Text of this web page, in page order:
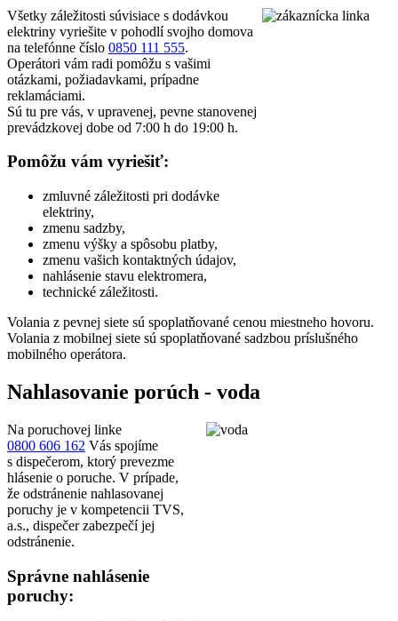
Všetky záležitosti súvisiace s dodávkou
elektriny vyriešite v pohodlí svojho domova
na telefónne číslo 0850 111 555.
Operátori vám radi pomôžu s vašimi
otázkami, požiadavkami, prípadne
reklamáciami.
Sú tu pre vás, v upravenej, pevne stanovenej
prevádzkovej dobe od 7:00 h do 19:00 h.
Pomôžu vám vyriešiť:
zmluvné záležitosti pri dodávke
elektriny,
zmenu sadzby,
zmenu výšky a spôsobu platby,
zmenu vašich kontaktných údajov,
nahlásenie stavu elektromera,
technické záležitosti.
Volania z pevnej siete sú spoplatňované cenou miestneho hovoru.
Volania z mobilnej siete sú spoplatňované sadzbou príslušného
mobilného operátora.
Nahlasovanie porúch - voda
Na poruchovej linke
0800 606 162 Vás spojíme
s dispečerom, ktorý prevezme
hlásenie o poruche. V prípade,
že odstránenie nahlasovanej
poruchy je v kompetencii TVS,
a.s., dispečer zabezpečí jej
odstránenie.
Správne nahlásenie
poruchy: